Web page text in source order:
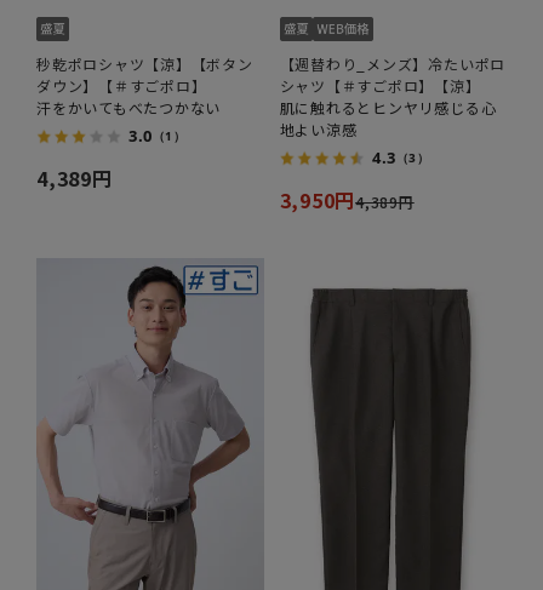
秒乾ポロシャツ【涼】【ボタン
ダウン】【＃すごポロ】
汗をかいてもべたつかない
3.0 （1）
4,389円
【週替わり_メンズ】冷たいポロ
シャツ【＃すごポロ】【涼】
肌に触れるとヒンヤリ感じる心
地よい涼感
4.3 （3）
3,950円4,389円